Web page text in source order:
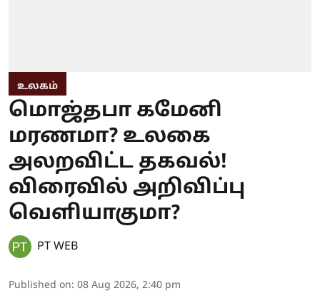
உலகம்
மொஜ்தபா கமேனி
மரணமா? உலகை
அலறவிட்ட தகவல்!
விரைவில் அறிவிப்பு
வெளியாகுமா?
PT WEB
Published on: 08 Aug 2026, 2:40 pm